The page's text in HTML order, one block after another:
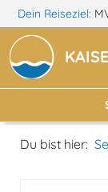
Dein Reiseziel:
Du bist hier: